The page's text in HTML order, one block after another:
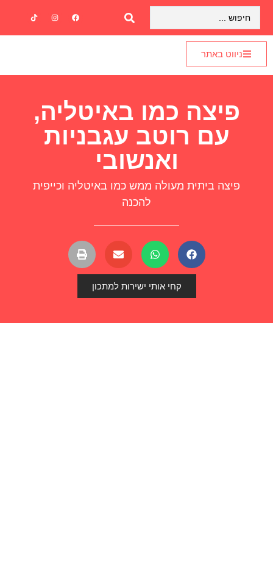
ניווט באתר
פיצה כמו באיטליה,
עם רוטב עגבניות
ואנשובי
פיצה ביתית מעולה ממש כמו באיטליה וכייפית
להכנה
קחי אותי ישירות למתכון